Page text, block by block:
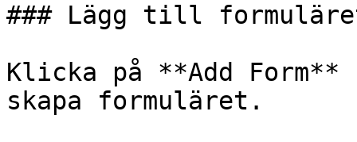
### Lägg till
Klicka på **Add
skapa formuläret.